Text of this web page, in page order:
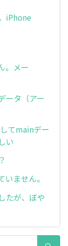
iPhone
。メー
ータ（アー
てmainデー
い
ません。
たが、ぼや